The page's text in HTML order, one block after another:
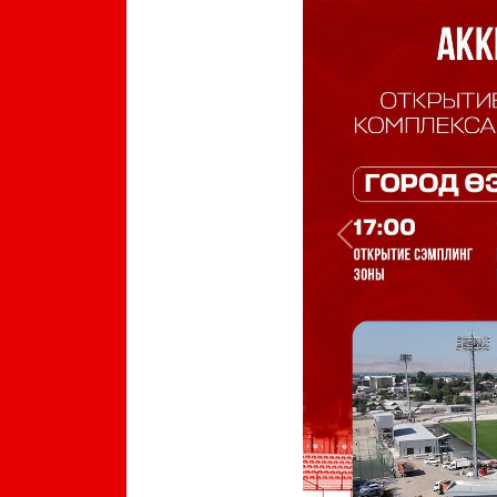
Previous